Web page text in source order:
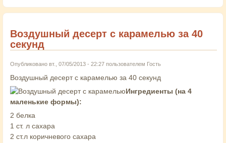
Воздушный десерт с карамелью за 40
секунд
Опубликовано вт., 07/05/2013 - 22:27 пользователем Гость
Воздушный десерт с карамелью за 40 секунд
Ингредиенты (на 4
маленькие формы):
2 белка
1 ст. л сахара
2 ст.л коричневого сахара